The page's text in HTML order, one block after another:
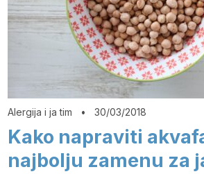
Alergija i ja tim •30/03/2018
Kako napraviti
najbolju zamenu za